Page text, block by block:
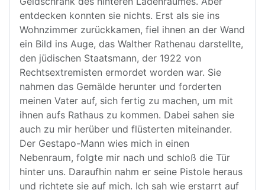
entdecken konnten sie nichts. Erst als sie ins
Wohnzimmer zurückkamen, fiel ihnen an der Wand
ein Bild ins Auge, das Walther Rathenau darstellte,
den jüdischen Staatsmann, der 1922 von
Rechtsextremisten ermordet worden war. Sie
nahmen das Gemälde herunter und forderten
meinen Vater auf, sich fertig zu machen, um mit
ihnen aufs Rathaus zu kommen. Dabei sahen sie
auch zu mir herüber und flüsterten miteinander.
Der Gestapo-Mann wies mich in einen
Nebenraum, folgte mir nach und schloß die Tür
hinter uns. Daraufhin nahm er seine Pistole heraus
und richtete sie auf mich. Ich sah wie erstarrt auf